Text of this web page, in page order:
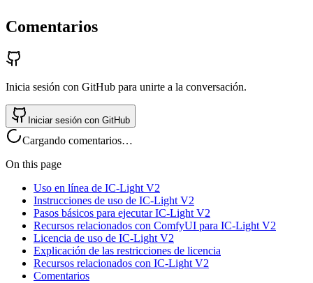
Comentarios
Inicia sesión con GitHub para unirte a la conversación.
Iniciar sesión con GitHub
Cargando comentarios…
On this page
Uso en línea de IC-Light V2
Instrucciones de uso de IC-Light V2
Pasos básicos para ejecutar IC-Light V2
Recursos relacionados con ComfyUI para IC-Light V2
Licencia de uso de IC-Light V2
Explicación de las restricciones de licencia
Recursos relacionados con IC-Light V2
Comentarios